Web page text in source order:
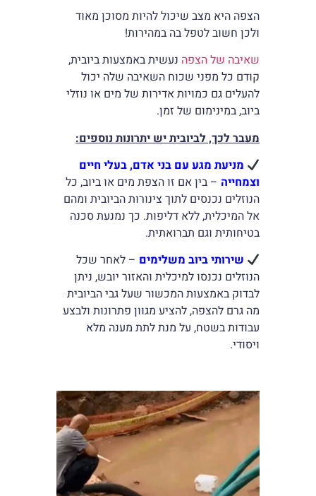
הצפה היא מצב שיכול להיות מסוכן מאוד
ולכן חשוב לטפל בה במהירות!
שאיבה של הצפה נעשית באמצעות ביובית,
קודם כל מפני שכוח השאיבה שלה יכול
להעלים גם כמויות אדירות של מים או נוזלי
ביוב, במינימום של זמן.
מעבר לכך, לביובית יש יתרונות נוספים:
מניעת מגע עם בני אדם, בעלי חיים
וצמחייה – בין אם זו הצפת מים או ביוב, כל
הנוזלים נכנסים לתוך צינורות הביובית ומהם
אל המיכלית, ללא דליפות. כך נמנעת סכנה
בטיחותית וגם תברואתית.
שירותי ביוב משלימים – לאחר שכל
הנוזלים נכנסו למיכלית והאזור יובש, ניתן
לבדוק באמצעות המכשור שעל גבי הביובית
מה גרם להצפה, להציע מגוון פתרונות ולבצע
עבודות בשטח, על מנת לתת מענה מלא
ויסודי.